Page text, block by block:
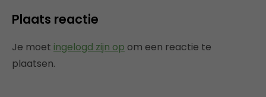
Plaats reactie
Je moet ingelogd zijn op om een reactie te
plaatsen.